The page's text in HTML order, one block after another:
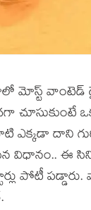
మోస్ట్ వాంటెడ్
ఎక్కడా దాని
విధానం..
పోటీ పడ్డారు.